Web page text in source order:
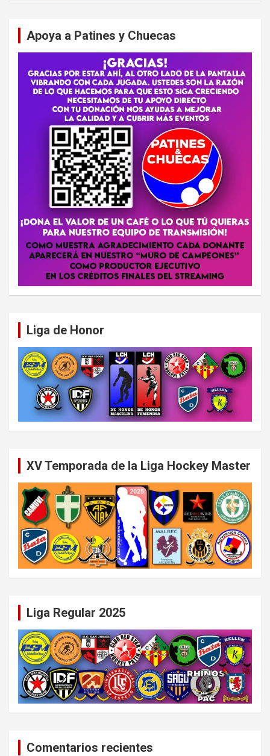
Apoya a Patines y Chuecas
Liga de Honor
XV Temporada de la Liga Hockey Master
Liga Regular 2025
Comentarios recientes